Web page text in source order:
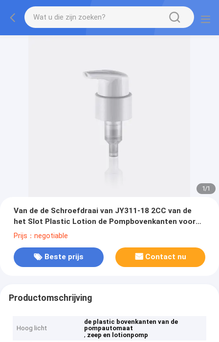
1/1
Van de de Schroefdraai van JY311-18 2CC van de
het Slot Plastic Lotion de Pompbovenkanten voor
Flessen
Prijs：negotiable
Beste prijs Contact nu
Productomschrijving
Hoog licht
de plastic bovenkanten van de
pompautomaat
, zeep en lotionpomp